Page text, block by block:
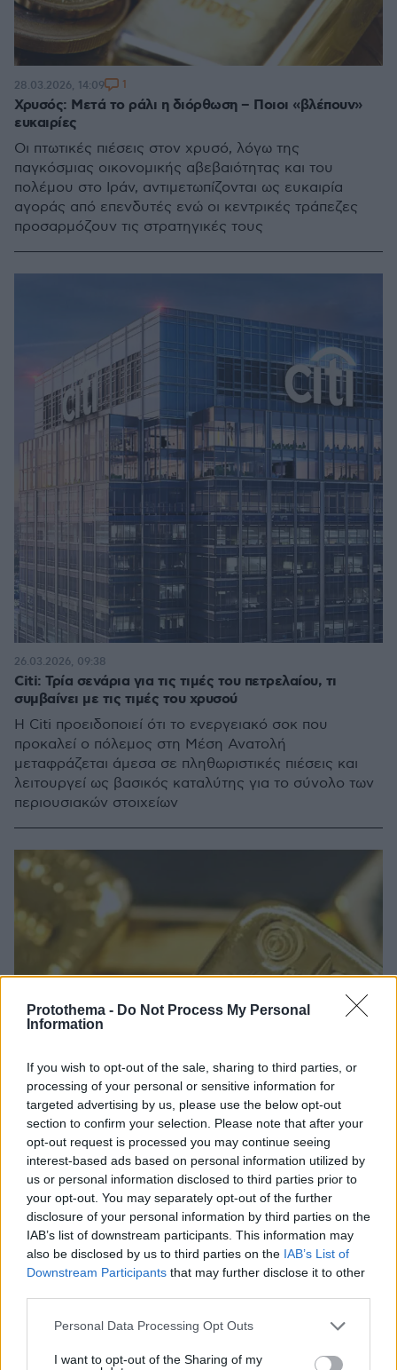
Protothema - Do Not Process My Personal
Information
If you wish to opt-out of the sale, sharing to third parties, or
processing of your personal or sensitive information for
targeted advertising by us, please use the below opt-out
section to confirm your selection. Please note that after your
opt-out request is processed you may continue seeing
interest-based ads based on personal information utilized by
us or personal information disclosed to third parties prior to
your opt-out. You may separately opt-out of the further
disclosure of your personal information by third parties on the
IAB’s list of downstream participants. This information may
also be disclosed by us to third parties on the IAB’s List of
Downstream Participants that may further disclose it to other
Please note that this website/app uses one or more Google
not limited to your visit or usage behaviour. You may click to
Personal Data Processing Opt Outs
I want to opt-out of the Sharing of my
Χρυσός: Μετά το ράλι η διόρθωση – Ποιοι «βλέπουν»
ευκαιρίες
Οι πτωτικές πιέσεις στον χρυσό, λόγω της
παγκόσμιας οικονομικής αβεβαιότητας και του
πολέμου στο Ιράν, αντιμετωπίζονται ως ευκαιρία
αγοράς από επενδυτές ενώ οι κεντρικές τράπεζες
προσαρμόζουν τις στρατηγικές τους
28.03.2026, 14:09 1
Citi: Τρία σενάρια για τις τιμές του πετρελαίου, τι
συμβαίνει με τις τιμές του χρυσού
Η Citi προειδοποιεί ότι το ενεργειακό σοκ που
προκαλεί ο πόλεμος στη Μέση Ανατολή
μεταφράζεται άμεσα σε πληθωριστικές πιέσεις και
λειτουργεί ως βασικός καταλύτης για το σύνολο των
περιουσιακών στοιχείων
26.03.2026, 09:38
Iσχυρή αντίδραση για τον χρυσό, πάνω από τα $4.600
με φόντο το διπλωματικό παράθυρο για το Iράν
H αγορά χρυσού ανακάμπτει μετά από έντονη
διόρθωση, καθώς τα σενάρια συνομιλιών ΗΠΑ–Ιράν
ρίσκου, δολαρίου και επιτοκίων
25.03.2026, 09:57 1